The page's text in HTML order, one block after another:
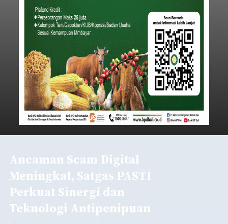
Ancaman Scam Digital
Meningkat, Satgas PASTI
Perkuat Sinergi dan
Teknologi Antipenipuan